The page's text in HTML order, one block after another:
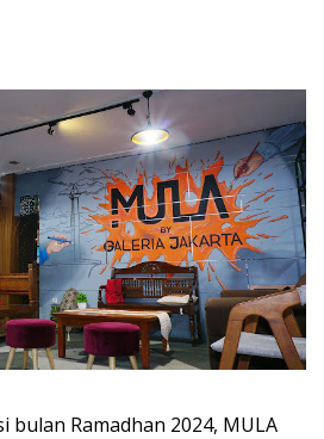
bulan Ramadhan 2024, MULA